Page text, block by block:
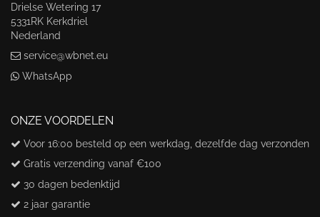
Drielse Wetering 17
5331RK Kerkdriel
Nederland
service@wbnet.eu
WhatsApp
ONZE VOORDELEN
Voor 16:00 besteld op een werkdag, dezelfde dag verzonden
Gratis verzending vanaf €100
30 dagen bedenktijd
2 jaar garantie